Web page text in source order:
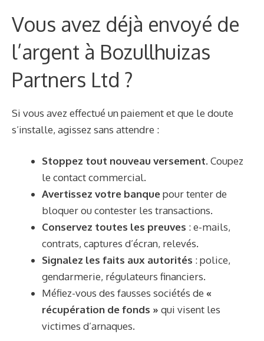
Vous avez déjà envoyé de
l’argent à Bozullhuizas
Partners Ltd ?
Si vous avez effectué un paiement et que le doute
s’installe, agissez sans attendre :
Stoppez tout nouveau versement. Coupez
le contact commercial.
Avertissez votre banquepour tenter de
bloquer ou contester les transactions.
Conservez toutes les preuves : e-mails,
contrats, captures d’écran, relevés.
Signalez les faits aux autorités : police,
gendarmerie, régulateurs financiers.
Méfiez-vous des fausses sociétés de «
récupération de fonds » qui visent les
victimes d’arnaques.